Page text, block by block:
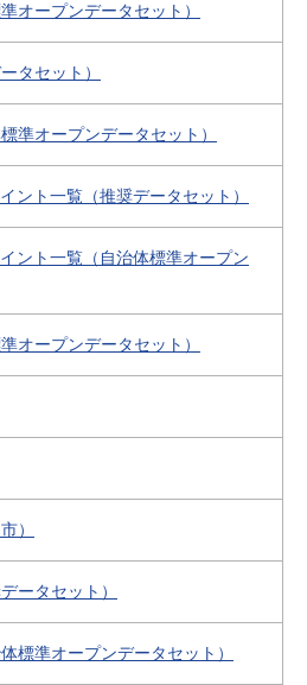
オープンデータセット）
タセット）
準オープンデータセット）
ント一覧（推奨データセット）
ント一覧（自治体標準オープン
オープンデータセット）
）
ータセット）
標準オープンデータセット）